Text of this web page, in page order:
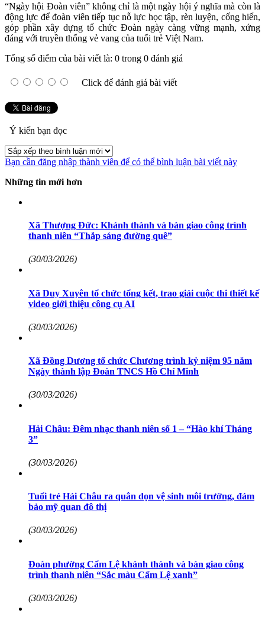
“Ngày hội Đoàn viên” không chỉ là một ngày hội ý nghĩa mà còn là
động lực để đoàn viên tiếp tục nỗ lực học tập, rèn luyện, cống hiến,
góp phần xây dựng tổ chức Đoàn ngày càng vững mạnh, xứng
đáng với truyền thống vẻ vang của tuổi trẻ Việt Nam.
Tổng số điểm của bài viết là: 0 trong 0 đánh giá
Click để đánh giá bài viết
Ý kiến bạn đọc
Bạn cần đăng nhập thành viên để có thể bình luận bài viết này
Những tin mới hơn
Xã Thượng Đức: Khánh thành và bàn giao công trình
thanh niên “Thắp sáng đường quê”
(30/03/2026)
Xã Duy Xuyên tổ chức tổng kết, trao giải cuộc thi thiết kế
video giới thiệu công cụ AI
(30/03/2026)
Xã Đồng Dương tổ chức Chương trình kỷ niệm 95 năm
Ngày thành lập Đoàn TNCS Hồ Chí Minh
(30/03/2026)
Hải Châu: Đêm nhạc thanh niên số 1 – “Hào khí Tháng
3”
(30/03/2026)
Tuổi trẻ Hải Châu ra quân dọn vệ sinh môi trường, đảm
bảo mỹ quan đô thị
(30/03/2026)
Đoàn phường Cẩm Lệ khánh thành và bàn giao công
trình thanh niên “Sắc màu Cẩm Lệ xanh”
(30/03/2026)